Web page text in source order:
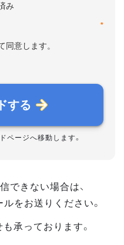
み
*
意します。
する
ページへ移動します。
できない場合は、
ルをお送りください。
承っております。